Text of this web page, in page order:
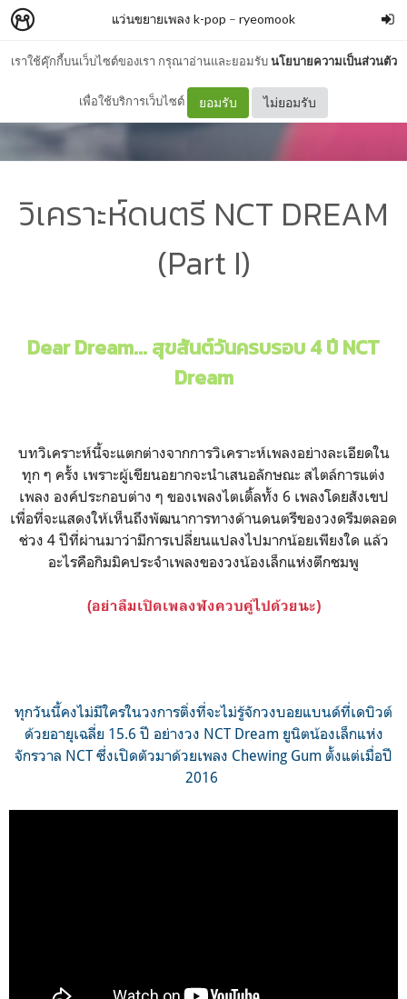
เราใช้คุ๊กกี้บนเว็บไซต์ของเรา กรุณาอ่านและยอมรับนโยบายความเป็นส่วนตัว
เพื่อใช้บริการเว็บไซต์ ยอมรับ ไม่ยอมรับ
แว่นขยายเพลง k-pop – ryeomook
วิเคราะห์ดนตรี NCT DREAM
(Part I)
Dear Dream...สุขสันต์วันครบรอบ 4 ปี NCT
Dream
บทวิเคราะห์นี้จะแตกต่างจากการวิเคราะห์เพลงอย่างละเอียดใน
ทุก ๆ ครั้ง เพราะผู้เขียนอยากจะนำเสนอลักษณะ สไตล์การแต่ง
เพลง องค์ประกอบต่าง ๆ ของเพลงไตเติ้ลทั้ง 6 เพลงโดยสังเขป
เพื่อที่จะแสดงให้เห็นถึงพัฒนาการทางด้านดนตรีของวงดรีมตลอด
ช่วง 4 ปีที่ผ่านมาว่ามีการเปลี่ยนแปลงไปมากน้อยเพียงใด แล้ว
อะไรคือกิมมิคประจำเพลงของวงน้องเล็กแห่งตึกชมพู
(อย่าลืมเปิดเพลงฟังควบคู่ไปด้วยนะ)
ทุกวันนี้คงไม่มีใครในวงการติ่งที่จะไม่รู้จักวงบอยแบนด์ที่เดบิวต์
ด้วยอายุเฉลี่ย 15.6 ปี อย่างวง NCT Dream ยูนิตน้องเล็กแห่ง
จักรวาล NCT ซึ่งเปิดตัวมาด้วยเพลง Chewing Gum ตั้งแต่เมื่อปี
2016